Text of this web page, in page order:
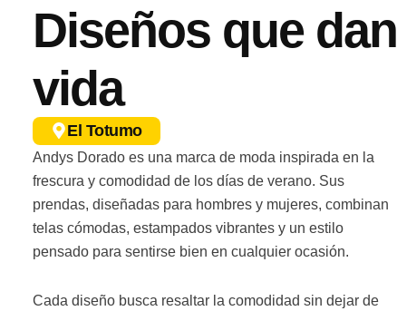
Diseños que dan
vida
El Totumo
Andys Dorado es una marca de moda inspirada en la
frescura y comodidad de los días de verano. Sus
prendas, diseñadas para hombres y mujeres, combinan
telas cómodas, estampados vibrantes y un estilo
pensado para sentirse bien en cualquier ocasión.
Cada diseño busca resaltar la comodidad sin dejar de